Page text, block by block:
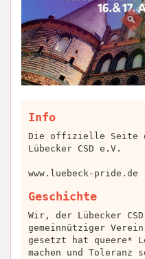
Info
Die offizielle Seite
Lübecker CSD e.V.
www.luebeck-pride.de
Geschichte
Wir, der Lübecker
gemeinnütziger
gesetzt hat queere*
machen und Toleranz